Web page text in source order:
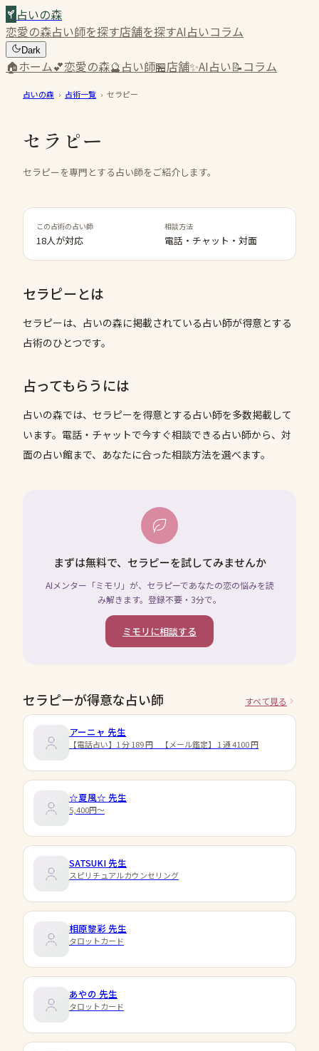
占いの森
恋愛の森占い師を探す店舗を探すAI占いコラム
Dark
🏠ホーム💕恋愛の森🔮占い師🏪店舗✨AI占い📝コラム
占いの森 › 占術一覧 › セラピー
セラピー
セラピーを専門とする占い師をご紹介します。
この占術の占い師
18人が対応
相談方法
電話・チャット・対面
セラピーとは
セラピーは、占いの森に掲載されている占い師が得意とする
占術のひとつです。
占ってもらうには
占いの森では、 セラピーを得意とする占い師を多数掲載して
います。電話・チャットで今すぐ相談できる占い師から、対
面の占い館まで、あなたに合った相談方法を選べます。
まずは無料で、セラピーを試してみませんか
AIメンター「ミモリ」が、セラピーであなたの恋の悩みを読
み解きます。登録不要・3分で。
ミモリに相談する
セラピーが得意な占い師 すべて見る
アーニャ 先生
【電話占い】1 分 189 円 【メール鑑定】 1 通 4100 円
☆夏風☆ 先生
5,400円〜
SATSUKI先生
スピリチュアルカウンセリング
相原黎彩先生
タロットカード
あやの 先生
タロットカード